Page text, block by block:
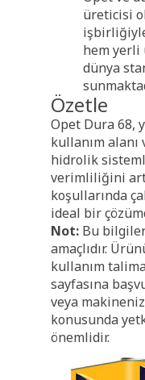
üreticisi
hem yerli
dünya
Özetle
Opet Dura 68,
kullanım
hidrolik
verimliliğini
koşullarında
ideal bir
Not: Bu
amaçlıdır.
kullanım
sayfasına
veya
konusunda
önemlidir.